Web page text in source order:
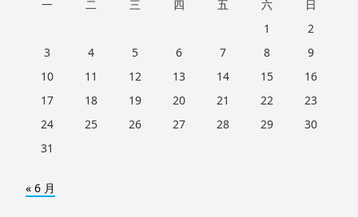
一 二 三 四 五 六
日
1
2
3
4 5 6 7 8
9
10
11 12 13 14 15
16
17
18 19 20 21 22
23
24
25 26 27 28 29
30
31
« 6 月